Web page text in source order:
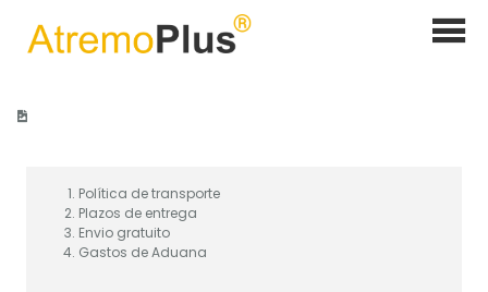
Política de transporte
Plazos de entrega
Envio gratuito
Gastos de Aduana​​​​​​​